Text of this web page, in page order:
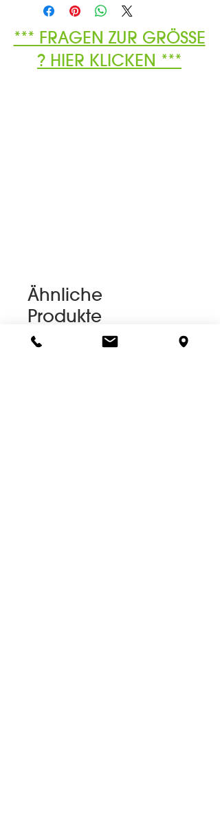
*** FRAGEN ZUR GRÖSSE
? HIER KLICKEN ***
Ähnliche
Produkte